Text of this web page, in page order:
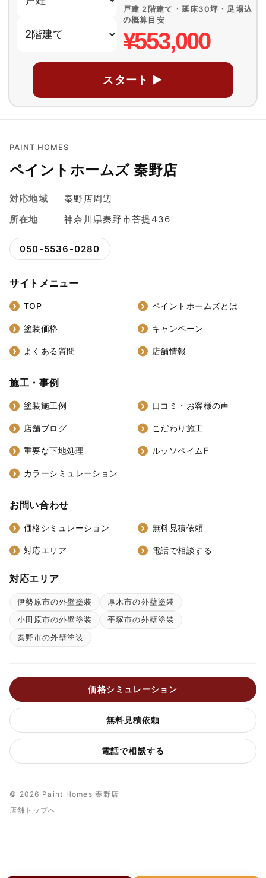
戸建 2階建て・延床30坪・足場込
の概算目安
¥553,000
スタート ▶
PAINT HOMES
ペイントホームズ 秦野店
対応地域
秦野店周辺
所在地
神奈川県秦野市菩提436
050-5536-0280
サイトメニュー
TOP ペイントホームズとは
塗装価格 キャンペーン
よくある質問 店舗情報
施工・事例
塗装施工例 口コミ・お客様の声
店舗ブログ こだわり施工
重要な下地処理 ルッソペイムF
カラーシミュレーション
お問い合わせ
価格シミュレーション 無料見積依頼
対応エリア 電話で相談する
対応エリア
伊勢原市の外壁塗装
厚木市の外壁塗装
小田原市の外壁塗装
平塚市の外壁塗装
秦野市の外壁塗装
価格シミュレーション
無料見積依頼
電話で相談する
© 2026 Paint Homes 秦野店
店舗トップへ